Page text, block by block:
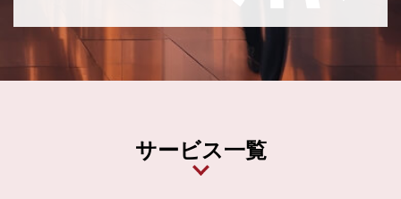
サービス一覧